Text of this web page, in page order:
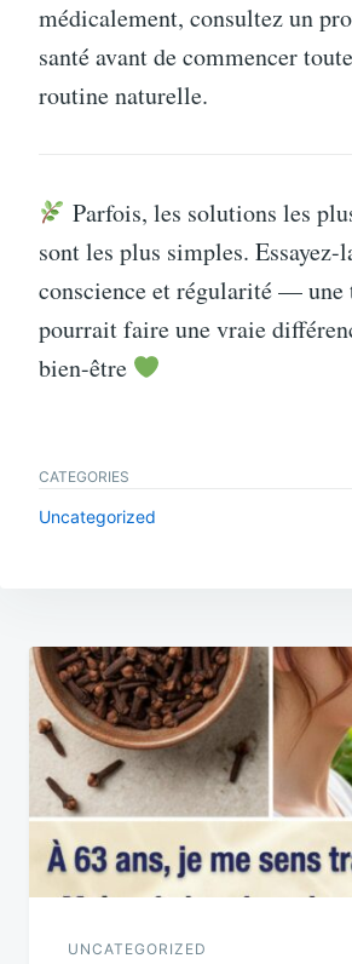
médicalement, consultez un
santé avant de commencer
routine naturelle.
Parfois, les solutions les
sont les plus simples. Essayez-
conscience et régularité — une
pourrait faire une vraie
bien-être
CATEGORIES
Uncategorized
Post
navigation
UNCATEGORIZED